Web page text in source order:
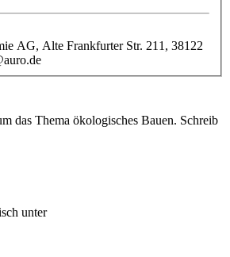
AG, Alte Frankfurter Str. 211, 38122
das Thema ökologisches Bauen. Schreib
unter